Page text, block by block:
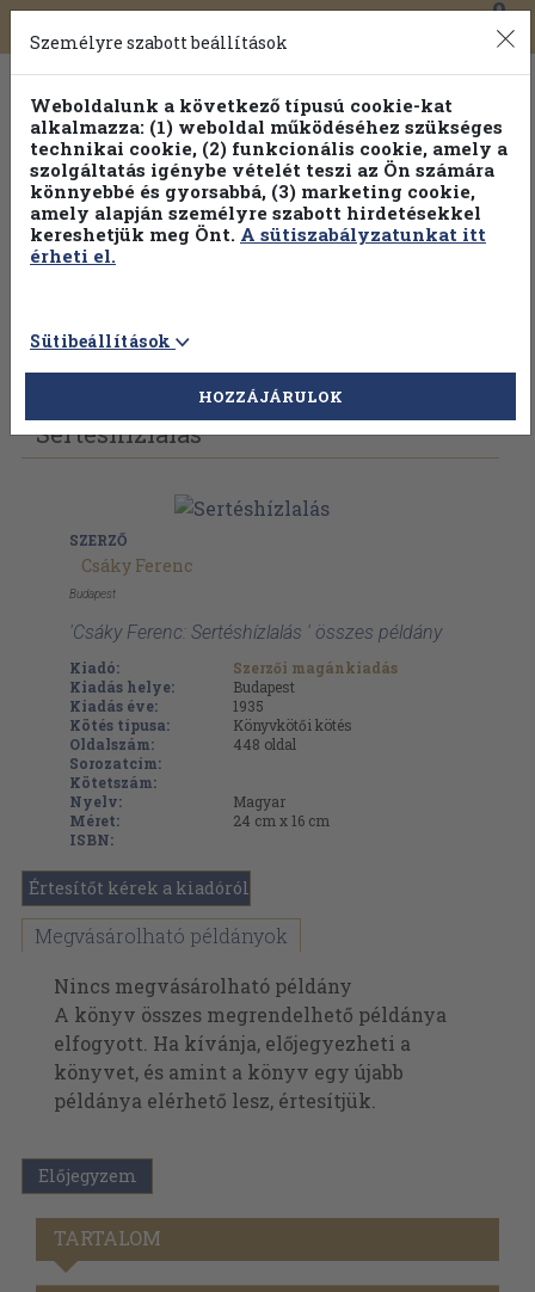
Toggle
navigation
0
Vissza az előző oldalra Válasszon példányt
Sertéshízlalás
SZERZŐ
Csáky Ferenc
Budapest
'Csáky Ferenc: Sertéshízlalás ' összes példány
Kiadó:
Szerzői magánkiadás
Kiadás helye:
Budapest
Kiadás éve:
1935
Kötés típusa:
Könyvkötői kötés
Oldalszám:
448 oldal
Sorozatcím:
Kötetszám:
Nyelv:
Magyar
Méret:
24 cm x 16 cm
ISBN:
Értesítőt kérek a kiadóról
Megvásárolható példányok
Nincs megvásárolható példány
A könyv összes megrendelhető példánya
elfogyott. Ha kívánja, előjegyezheti a
könyvet, és amint a könyv egy újabb
példánya elérhető lesz, értesítjük.
Előjegyzem
TARTALOM
Személyre szabott beállítások
Weboldalunk a következő típusú cookie-kat
alkalmazza: (1) weboldal működéséhez szükséges
technikai cookie, (2) funkcionális cookie, amely a
szolgáltatás igénybe vételét teszi az Ön számára
könnyebbé és gyorsabbá, (3) marketing cookie,
amely alapján személyre szabott hirdetésekkel
kereshetjük meg Önt. A sütiszabályzatunkat itt
érheti el.
Sütibeállítások
HOZZÁJÁRULOK